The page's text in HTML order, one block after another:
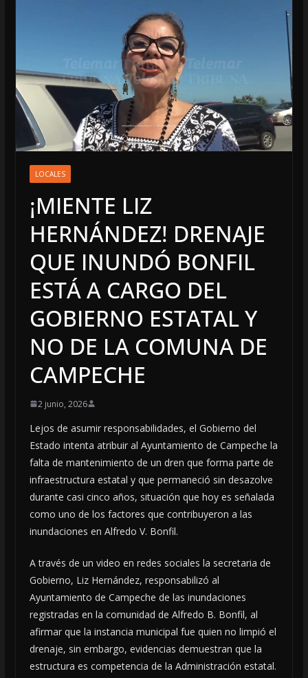
LOCALES
¡MIENTE LIZ
HERNÁNDEZ! DRENAJE
QUE INUNDÓ BONFIL
ESTÁ A CARGO DEL
GOBIERNO ESTATAL Y
NO DE LA COMUNA DE
CAMPECHE
2 junio, 2026
Lejos de asumir responsabilidades, el Gobierno del
Estado intenta atribuir al Ayuntamiento de Campeche la
falta de mantenimiento de un dren que forma parte de
infraestructura estatal y que permaneció sin desazolve
durante casi cinco años, situación que hoy es señalada
como uno de los factores que contribuyeron a las
inundaciones en Alfredo V. Bonfil.
A través de un video en redes sociales la secretaria de
Gobierno, Liz Hernández, responsabilizó al
Ayuntamiento de Campeche de las inundaciones
registradas en la comunidad de Alfredo B. Bonfil, al
afirmar que la instancia municipal fue quien no limpió el
drenaje, sin embargo, evidencias demuestran que la
estructura es competencia de la Administración estatal.